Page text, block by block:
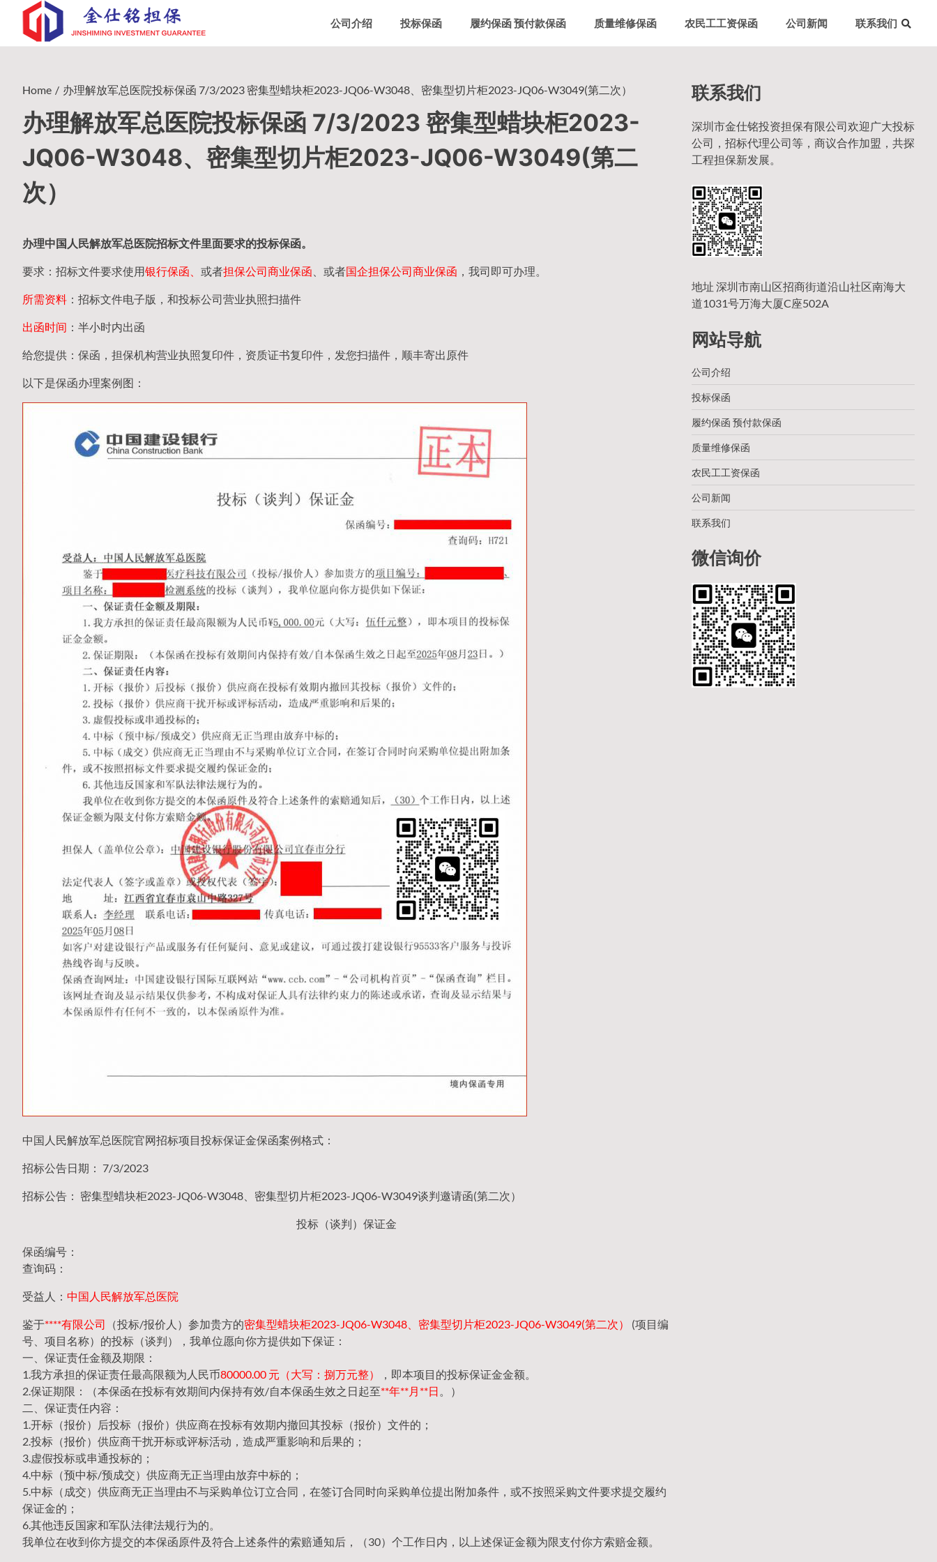
content
公司介绍 投标保函 履约保函 预付款保函 质量维修保函 农民工工资保函 公司新闻 联系我们
Home 办理解放军总医院投标保函 7/3/2023 密集型蜡块柜2023-JQ06-W3048、密集型切片柜2023-JQ06-W3049(第二次）
办理解放军总医院投标保函 7/3/2023 密集型蜡块柜2023-
JQ06-W3048、密集型切片柜2023-JQ06-W3049(第二
次）
办理中国人民解放军总医院招标文件里面要求的投标保函。
要求：招标文件要求使用银行保函、 或者担保公司商业保函 、或者国企担保公司商业保函 ，我司即可办理。
所需资料 ：招标文件电子版，和投标公司营业执照扫描件
出函时间 ：半小时内出函
给您提供：保函，担保机构营业执照复印件，资质证书复印件，发您扫描件，顺丰寄出原件
以下是保函办理案例图：
中国人民解放军总医院官网招标项目投标保证金保函案例格式：
招标公告日期： 7/3/2023
招标公告： 密集型蜡块柜2023-JQ06-W3048、密集型切片柜2023-JQ06-W3049谈判邀请函(第二次）
投标（谈判）保证金
保函编号：
查询码：
受益人： 中国人民解放军总医院
鉴于****有限公司 （投标/报价人）参加贵方的密集型蜡块柜2023-JQ06-W3048、密集型切片柜2023-JQ06-W3049(第二次）
(项目编
号、项目名称）的投标（谈判），我单位愿向你方提供如下保证：
一、保证责任金额及期限：
1.我方承担的保证责任最高限额为人民币80000.00 元（大写：捌万元整）
，即本项目的投标保证金金额。
2.保证期限：（本保函在投标有效期间内保持有效/自本保函生效之日起至**年**月**日 。）
二、保证责任内容：
1.开标（报价）后投标（报价）供应商在投标有效期内撤回其投标（报价）文件的；
2.投标（报价）供应商干扰开标或评标活动，造成严重影响和后果的；
3.虚假投标或串通投标的；
4.中标（预中标/预成交）供应商无正当理由放弃中标的；
5.中标（成交）供应商无正当理由不与采购单位订立合同，在签订合同时向采购单位提出附加条件，或不按照采购文件要求提交履约
保证金的；
6.其他违反国家和军队法律法规行为的。
我单位在收到你方提交的本保函原件及符合上述条件的索赔通知后，（30）个工作日内，以上述保证金额为限支付你方索赔金额。
联系我们
深圳市金仕铭投资担保有限公司欢迎广大投标
公司，招标代理公司等，商议合作加盟，共探
工程担保新发展。
地址 深圳市南山区招商街道沿山社区南海大
道1031号万海大厦C座502A
网站导航
公司介绍
投标保函
履约保函 预付款保函
质量维修保函
农民工工资保函
公司新闻
联系我们
微信询价